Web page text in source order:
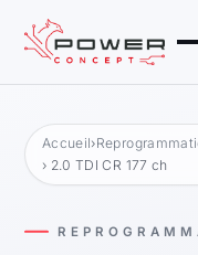
Accueil›
› 2.0 TDI CR 177 ch